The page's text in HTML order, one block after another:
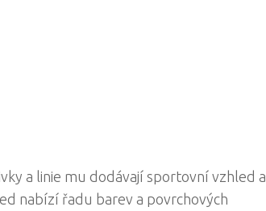
a linie mu dodávají sportovní vzhled a
nabízí řadu barev a povrchových